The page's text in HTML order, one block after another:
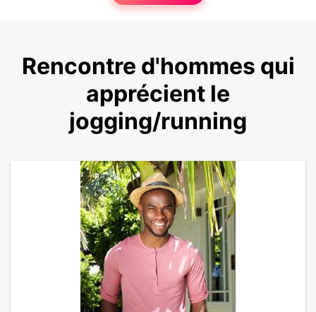
Rencontre d'hommes qui
apprécient le
jogging/running